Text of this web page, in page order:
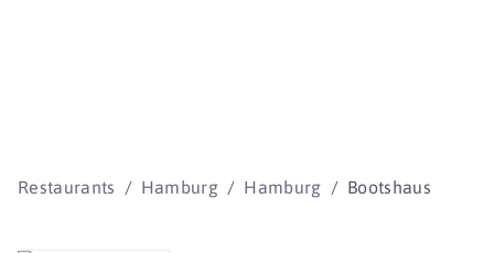
Restaurants Hamburg Hamburg Bootshaus